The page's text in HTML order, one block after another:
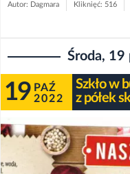
Autor: Dagmara Kliknięć: 516
Środa, 19
19 PAŹ
2022
Szkło w
z półek